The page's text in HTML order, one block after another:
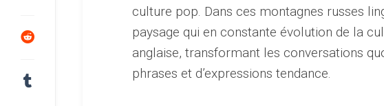
culture pop. Dans ces montagnes russes
paysage qui en constante évolution de la
anglaise, transformant les conversations
phrases et d’expressions tendance.